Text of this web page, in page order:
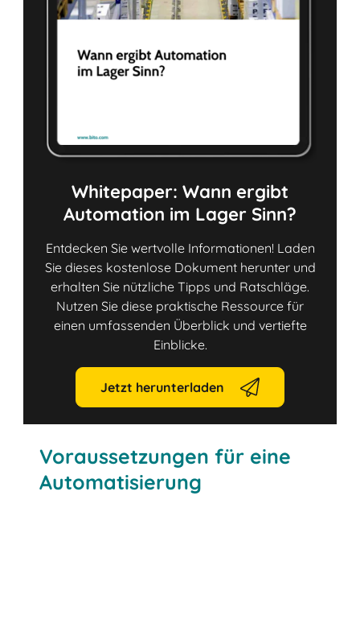
Whitepaper: Wann ergibt
Automation im Lager Sinn?
Entdecken Sie wertvolle Informationen! Laden
Sie dieses kostenlose Dokument herunter und
erhalten Sie nützliche Tipps und Ratschläge.
Nutzen Sie diese praktische Ressource für
einen umfassenden Überblick und vertiefte
Einblicke.
Jetzt herunterladen
Voraussetzungen für eine
Automatisierung